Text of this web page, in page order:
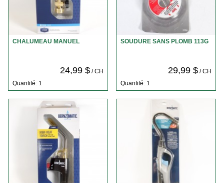
CHALUMEAU MANUEL
24,99 $/ CH
Quantité: 1
SOUDURE SANS PLOMB 113G
29,99 $/ CH
Quantité: 1